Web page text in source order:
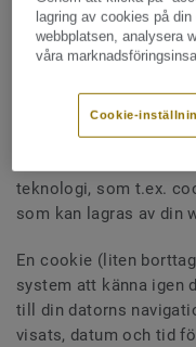
DELA
Under ditt besök på
teknologi, som t.ex.
som kan lagras av din
En cookie (liten
system att känna igen
till din datorns
visats, datum och tid
lagring av cookies på
webbplatsen, analysera
våra
Cookie-